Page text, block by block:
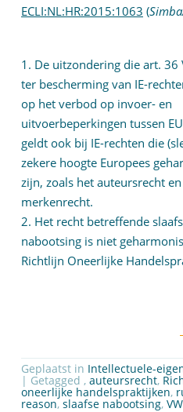
ECLI:NL:HR:2015:1063 (
1. De uitzondering die art. 36
ter bescherming van IE-
op het verbod op invoer- en
uitvoerbeperkingen tussen
geldt ook bij IE-rechten die
zekere hoogte Europees
zijn, zoals het auteursrecht
merkenrecht.
2. Het recht betreffende
nabootsing is niet
Richtlijn Oneerlijke
Geplaatst in Intellectuele-
| Getagged , auteursrecht,
oneerlijke handelspraktijken,
reason, slaafse nabootsing,